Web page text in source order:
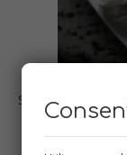
SOFRITAS CON